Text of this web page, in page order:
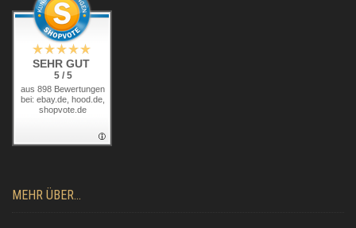
SEHR GUT
5 / 5
aus 898 Bewertungen
bei: ebay.de, hood.de,
shopvote.de
MEHR ÜBER...